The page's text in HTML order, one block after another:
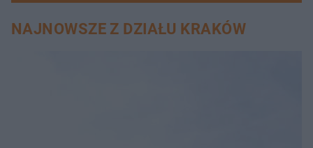
NAJNOWSZE Z DZIAŁU KRAKÓW